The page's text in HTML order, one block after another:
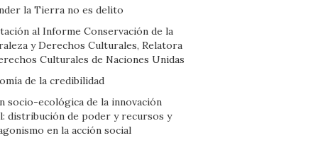
la Tierra no es delito
al Informe Conservación de la
y Derechos Culturales, Relatora
Culturales de Naciones Unidas
de la credibilidad
socio-ecológica de la innovación
distribución de poder y recursos y
en la acción social